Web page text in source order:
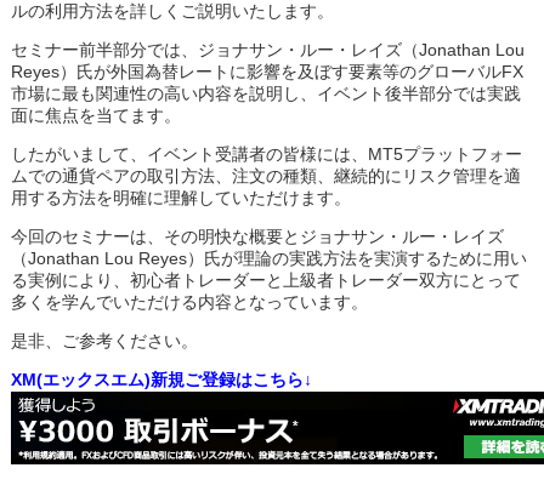
ルの利用方法を詳しくご説明いたします。
セミナー前半部分では、ジョナサン・ルー・レイズ（Jonathan Lou
Reyes）氏が外国為替レートに影響を及ぼす要素等のグローバルFX
市場に最も関連性の高い内容を説明し、イベント後半部分では実践
面に焦点を当てます。
したがいまして、イベント受講者の皆様には、MT5プラットフォー
ムでの通貨ペアの取引方法、注文の種類、継続的にリスク管理を適
用する方法を明確に理解していただけます。
今回のセミナーは、その明快な概要とジョナサン・ルー・レイズ
（Jonathan Lou Reyes）氏が理論の実践方法を実演するために用い
る実例により、初心者トレーダーと上級者トレーダー双方にとって
多くを学んでいただける内容となっています。
是非、ご参考ください。
XM(エックスエム)新規ご登録はこちら↓